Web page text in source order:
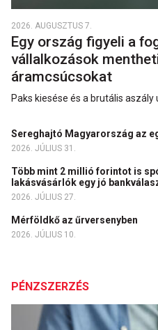
2026. AUGUSZTUS 7.
Egy ország figyeli a
vállalkozások
áramcsúcsokat
Paks kiesése és a brutális
Sereghajtó Magyarország az
2026. JÚLIUS 31.
Több mint 2 millió forintot is
lakásvásárlók egy jó
2026. JÚLIUS 27.
Mérföldkő az űrversenyben
2026. JÚLIUS 10.
PÉNZSZERZÉS